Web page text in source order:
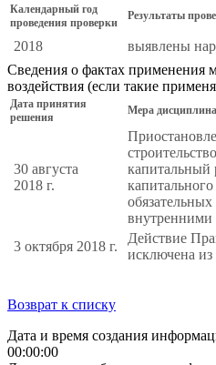
Календарный год
проведения проверки
Результаты
2018
выявлены
Сведения о фактах применения
воздействия (если такие
Дата принятия
решения
Мера
30 августа
2018 г.
капитальный
3 октября 2018 г.
Действие
исключена
Возврат к списку
Дата и время создания
00:00:00